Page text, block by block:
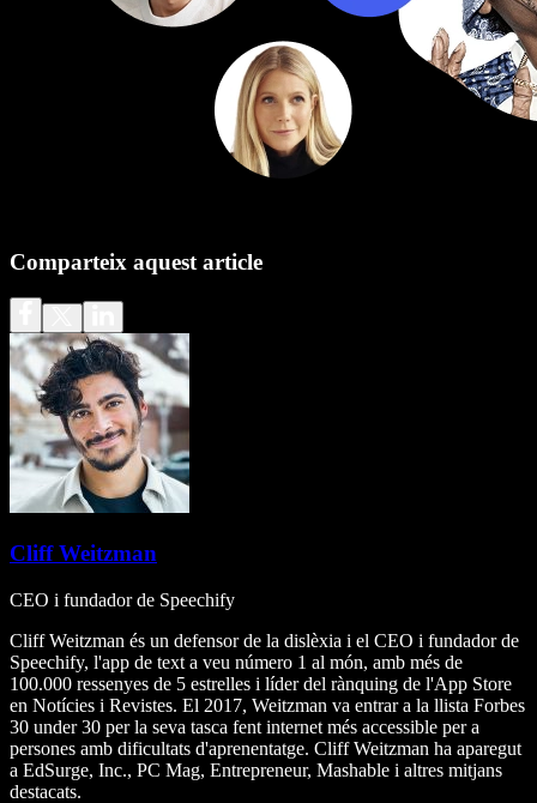
Comparteix aquest article
Cliff Weitzman
CEO i fundador de Speechify
Cliff Weitzman és un defensor de la dislèxia i el CEO i fundador de
Speechify, l'app de text a veu número 1 al món, amb més de
100.000 ressenyes de 5 estrelles i líder del rànquing de l'App Store
en Notícies i Revistes. El 2017, Weitzman va entrar a la llista Forbes
30 under 30 per la seva tasca fent internet més accessible per a
persones amb dificultats d'aprenentatge. Cliff Weitzman ha aparegut
a EdSurge, Inc., PC Mag, Entrepreneur, Mashable i altres mitjans
destacats.